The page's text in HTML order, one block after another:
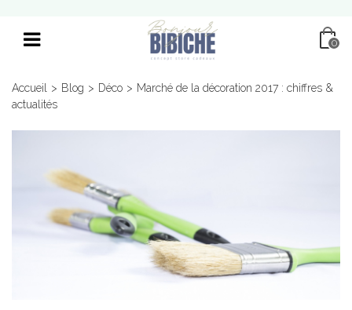
0
Accueil > Blog > Déco > Marché de la décoration 2017 : chiffres &
actualités